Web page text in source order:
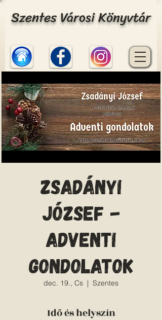
Szentes Városi Könyvtár
Zsadányi
József -
Adventi
gondolatok
dec. 19., Cs
  |
Szentes
Idő és helyszín